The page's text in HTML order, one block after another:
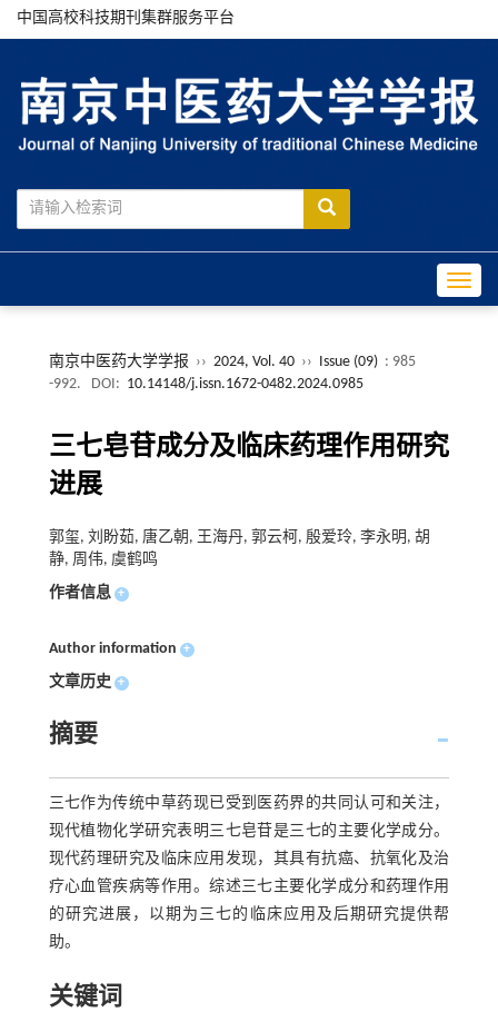
中国高校科技期刊集群服务平台
南京中医药大学学报 ›› 2024, Vol. 40 ›› Issue (09) : 985
-992.
DOI: 10.14148/j.issn.1672-0482.2024.0985
三七皂苷成分及临床药理作用研究
进展
郭玺, 刘盼茹, 唐乙朝, 王海丹, 郭云柯, 殷爱玲, 李永明, 胡
静, 周伟, 虞鹤鸣
作者信息 +
Author information +
文章历史 +
摘要
三七作为传统中草药现已受到医药界的共同认可和关注，
现代植物化学研究表明三七皂苷是三七的主要化学成分。
现代药理研究及临床应用发现，其具有抗癌、抗氧化及治
疗心血管疾病等作用。综述三七主要化学成分和药理作用
的研究进展，以期为三七的临床应用及后期研究提供帮
助。
关键词